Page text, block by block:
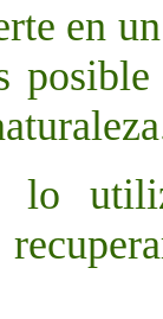
en
lo